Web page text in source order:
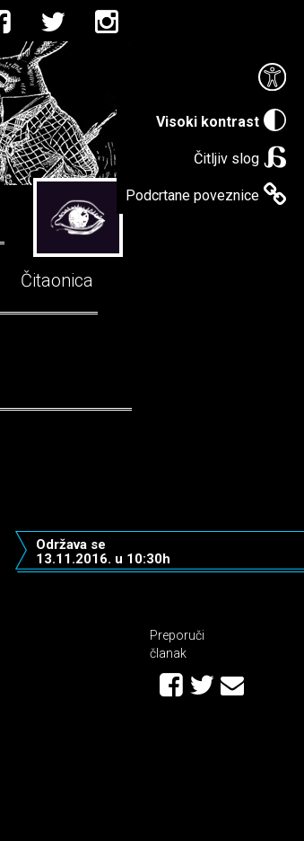
Visoki kontrast
Čitljiv slog
Podcrtane poveznice
Čitaonica
Održava se
13.11.2016. u 10:30h
Preporuči
članak